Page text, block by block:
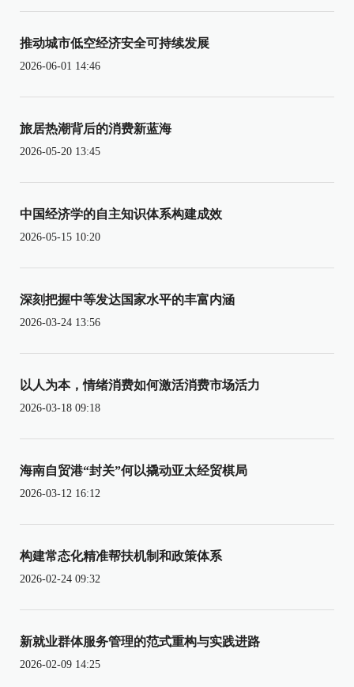
推动城市低空经济安全可持续发展
2026-06-01 14:46
旅居热潮背后的消费新蓝海
2026-05-20 13:45
中国经济学的自主知识体系构建成效
2026-05-15 10:20
深刻把握中等发达国家水平的丰富内涵
2026-03-24 13:56
以人为本，情绪消费如何激活消费市场活力
2026-03-18 09:18
海南自贸港“封关”何以撬动亚太经贸棋局
2026-03-12 16:12
构建常态化精准帮扶机制和政策体系
2026-02-24 09:32
新就业群体服务管理的范式重构与实践进路
2026-02-09 14:25